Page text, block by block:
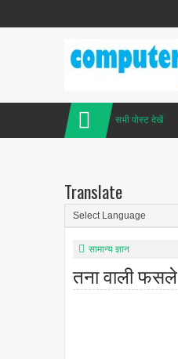
सभी पोस्ट देखें
Translate
सामान्य ज्ञान
तना वाली फसले